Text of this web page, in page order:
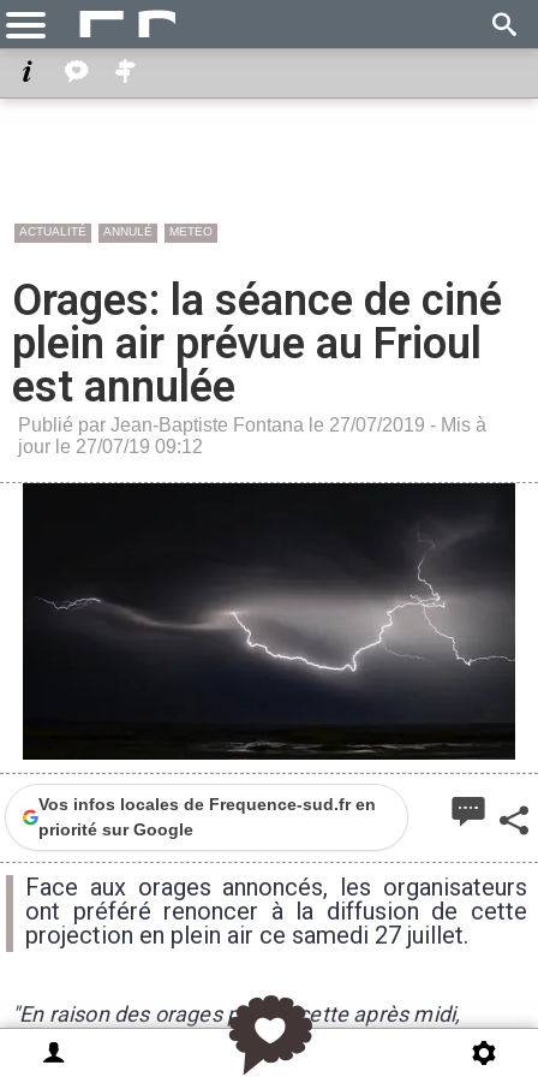
ACTUALITÉ ANNULÉ METEO
Orages: la séance de ciné
plein air prévue au Frioul
est annulée
Publié par Jean-Baptiste Fontana le 27/07/2019 - Mis à
jour le 27/07/19 09:12
Vos infos locales de Frequence-sud.fr en
priorité sur Google
Face aux orages annoncés, les organisateurs
ont préféré renoncer à la diffusion de cette
projection en plein air ce samedi 27 juillet.
"En raison des orages prévus cette après midi,
l'association Cinémas du Sud & Tilt se voit contrainte